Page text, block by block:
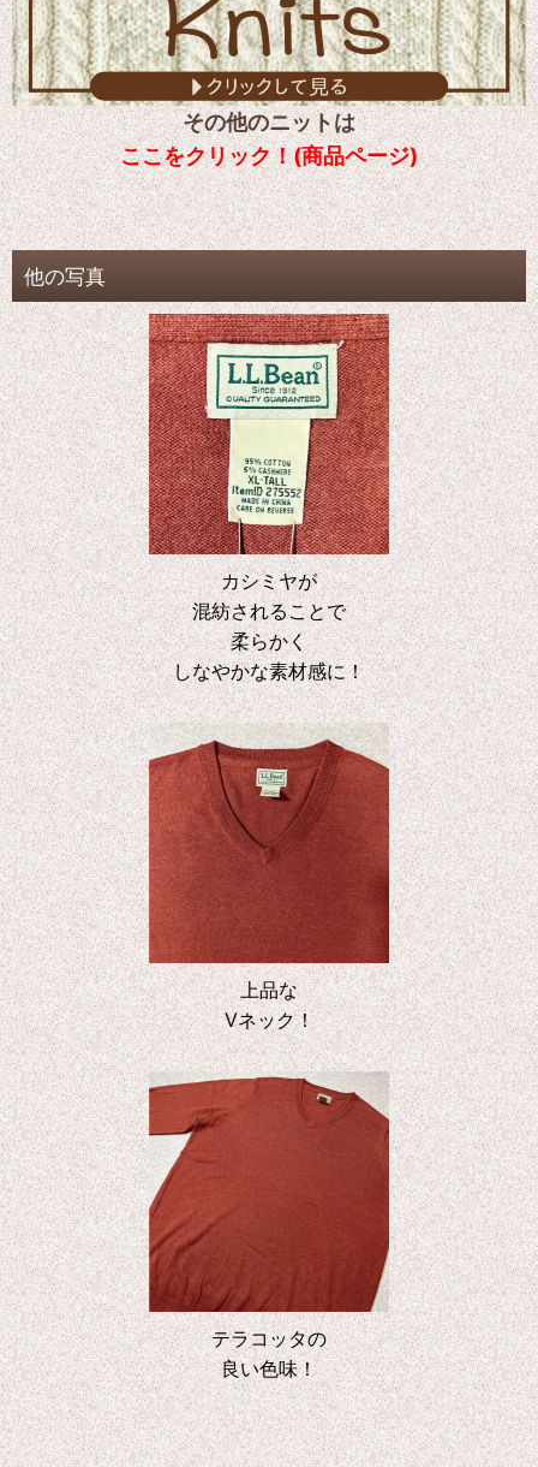
その他のニットは
ここをクリック！(商品ページ)
他の写真
カシミヤが
混紡されることで
柔らかく
しなやかな素材感に！
上品な
Vネック！
テラコッタの
良い色味！